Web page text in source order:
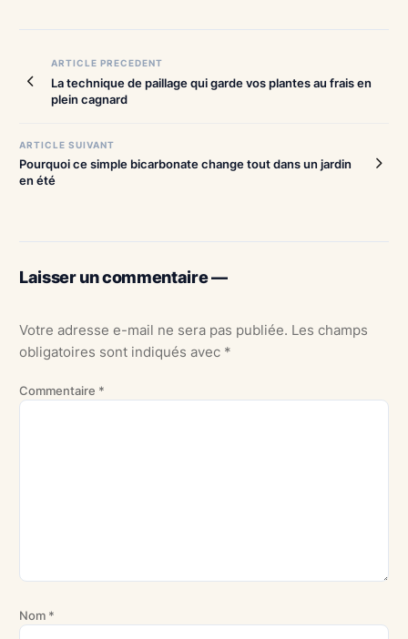
Navigation
de
l’article
ARTICLE PRECEDENT
La technique de paillage qui garde vos plantes au frais en
plein cagnard
ARTICLE SUIVANT
Pourquoi ce simple bicarbonate change tout dans un jardin
en été
Laisser un commentaire —
Votre adresse e-mail ne sera pas publiée. Les champs
obligatoires sont indiqués avec *
Commentaire *
Nom *